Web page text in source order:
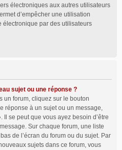
électroniques aux autres utilisateurs
d’empêcher une utilisation
électronique par des utilisateurs
sujet ou une réponse ?
un forum, cliquez sur le bouton
réponse à un sujet ou un message,
se peut que vous ayez besoin d’être
Sur chaque forum, une liste
de l’écran du forum ou du sujet. Par
sujets dans ce forum, vous